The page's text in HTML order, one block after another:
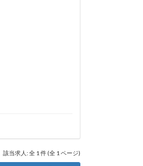
該当求人: 全 1 件 (全 1 ページ)